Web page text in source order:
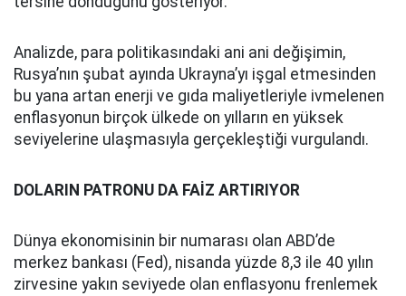
Analizde, para politikasındaki ani ani değişimin,
Rusya’nın şubat ayında Ukrayna’yı işgal etmesinden
bu yana artan enerji ve gıda maliyetleriyle ivmelenen
enflasyonun birçok ülkede on yılların en yüksek
seviyelerine ulaşmasıyla gerçekleştiği vurgulandı.
DOLARIN PATRONU DA FAİZ ARTIRIYOR
Dünya ekonomisinin bir numarası olan ABD’de
merkez bankası (Fed), nisanda yüzde 8,3 ile 40 yılın
zirvesine yakın seviyede olan enflasyonu frenlemek